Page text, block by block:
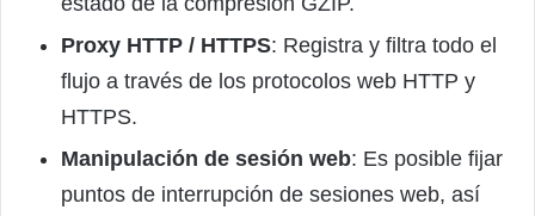
Proxy HTTP / HTTPS: Registra y filtra todo el
flujo a través de los protocolos web HTTP y
HTTPS.
Manipulación de sesión web: Es posible fijar
puntos de interrupción de sesiones web, así